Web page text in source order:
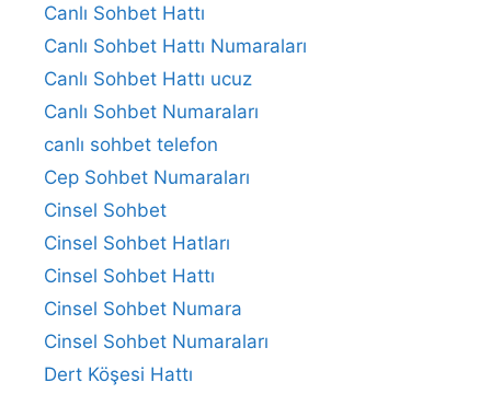
Canlı Sohbet Hattı
Canlı Sohbet Hattı Numaraları
Canlı Sohbet Hattı ucuz
Canlı Sohbet Numaraları
canlı sohbet telefon
Cep Sohbet Numaraları
Cinsel Sohbet
Cinsel Sohbet Hatları
Cinsel Sohbet Hattı
Cinsel Sohbet Numara
Cinsel Sohbet Numaraları
Dert Köşesi Hattı